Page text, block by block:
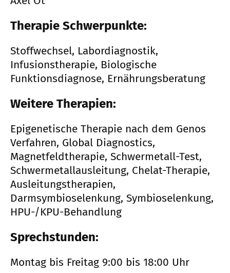
Therapie Schwerpunkte:
Stoffwechsel, Labordiagnostik,
Infusionstherapie, Biologische
Funktionsdiagnose, Ernährungsberatung
Weitere Therapien:
Epigenetische Therapie nach dem Genos
Verfahren, Global Diagnostics,
Magnetfeldtherapie, Schwermetall-Test,
Schwermetallausleitung, Chelat-Therapie,
Ausleitungstherapien,
Darmsymbioselenkung, Symbioselenkung,
HPU-/KPU-Behandlung
Sprechstunden:
Montag bis Freitag 9:00 bis 18:00 Uhr